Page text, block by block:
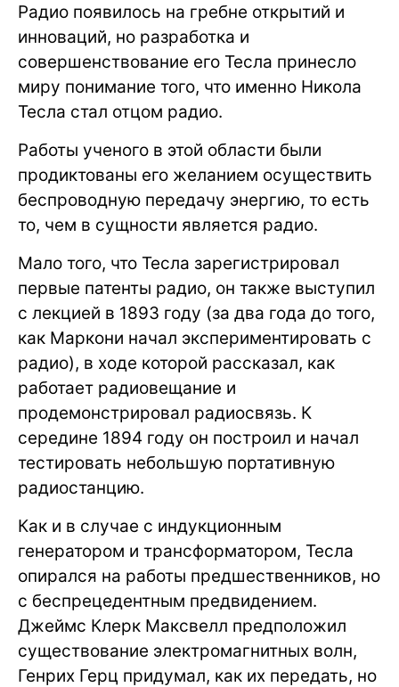
Радио появилось на гребне открытий и
инноваций, но разработка и
совершенствование его Тесла принесло
миру понимание того, что именно Никола
Тесла стал отцом радио.
Работы ученого в этой области были
продиктованы его желанием осуществить
беспроводную передачу энергию, то есть
то, чем в сущности является радио.
Мало того, что Тесла зарегистрировал
первые патенты радио, он также выступил
с лекцией в 1893 году (за два года до того,
как Маркони начал экспериментировать с
радио), в ходе которой рассказал, как
работает радиовещание и
продемонстрировал радиосвязь. К
середине 1894 году он построил и начал
тестировать небольшую портативную
радиостанцию.
Как и в случае с индукционным
генератором и трансформатором, Тесла
опирался на работы предшественников, но
с беспрецедентным предвидением.
Джеймс Клерк Максвелл предположил
существование электромагнитных волн,
Генрих Герц придумал, как их передать, но